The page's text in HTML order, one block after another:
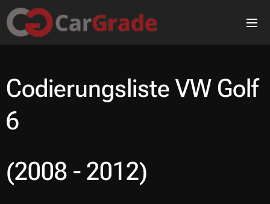
Codierungsliste VW Golf
6
(2008 - 2012)